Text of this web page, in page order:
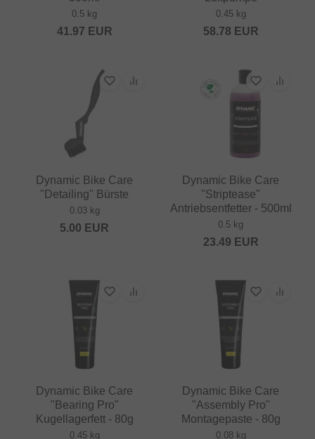
0.5 kg
41.97 EUR
0.45 kg
58.78 EUR
Dynamic Bike Care
"Detailing" Bürste
0.03 kg
5.00 EUR
Dynamic Bike Care
"Striptease"
Antriebsentfetter - 500ml
0.5 kg
23.49 EUR
Dynamic Bike Care
"Bearing Pro"
Kugellagerfett - 80g
0.45 kg
Dynamic Bike Care
"Assembly Pro"
Montagepaste - 80g
0.08 kg